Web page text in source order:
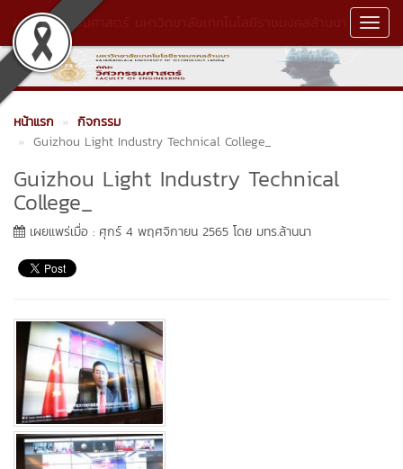
คณะวิศวกรรมศาสตร์ มหาวิทยาลัยเทคโนโลยีราชมงคลล้านนา
หน้าแรก
กิจกรรม
Guizhou Light Industry Technical College_
Guizhou Light Industry Technical
College_
เผยแพร่เมื่อ : ศุกร์ 4 พฤศจิกายน 2565 โดย มทร.ล้านนา